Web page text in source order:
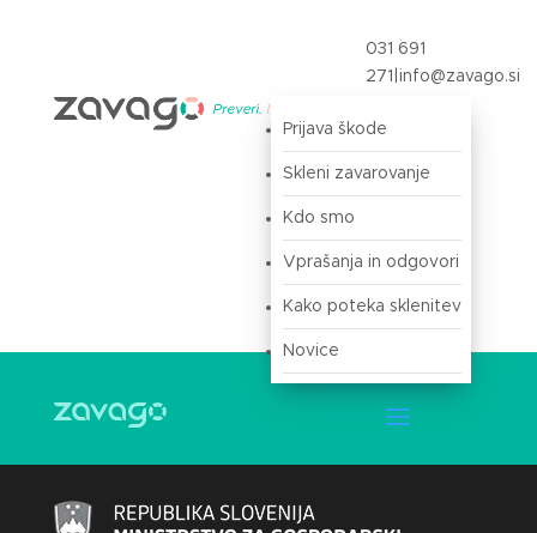
031 691
271 info@zavago.si
Prijava škode
Skleni zavarovanje
Kdo smo
Vprašanja in odgovori
Kako poteka sklenitev
Novice